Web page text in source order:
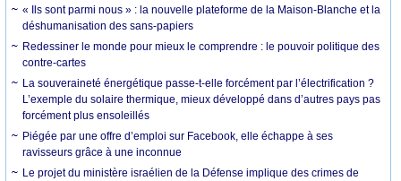
« Ils sont parmi nous » : la nouvelle plateforme de la Maison-Blanche et la
déshumanisation des sans-papiers
Redessiner le monde pour mieux le comprendre : le pouvoir politique des
contre-cartes
La souveraineté énergétique passe-t-elle forcément par l’électrification ?
L’exemple du solaire thermique, mieux développé dans d’autres pays pas
forcément plus ensoleillés
Piégée par une offre d’emploi sur Facebook, elle échappe à ses
ravisseurs grâce à une inconnue
Le projet du ministère israélien de la Défense implique des crimes de